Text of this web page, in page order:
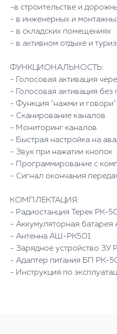
-в строительстве и
- в инженерных и
- в складских помещениях
- в активном отдыхе и
ФУНКЦИОНАЛЬНОСТЬ:
- Голосовая активация
- Голосовая активация без
- Функция "нажми и говори"
- Сканирование каналов
- Мониторинг каналов
- Быстрая настройка на
- Звук при нажатии кнопок
- Программирование с
- Сигнал окончания
КОМПЛЕКТАЦИЯ:
- Радиостанция Терек РК-
- Аккумуляторная
- Антенна АШ-РК501
- Зарядное устройство ЗУ
- Адаптер питания БП РК-
- Инструкция по